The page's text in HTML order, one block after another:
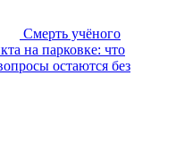
Смерть учёного
на парковке: что
остаются без